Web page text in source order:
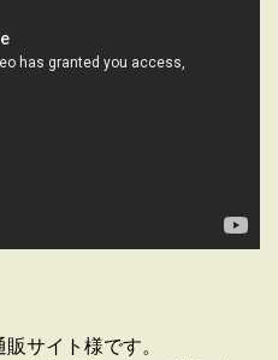
サイト様です。